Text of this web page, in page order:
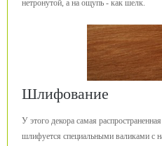
нетронутой, а на ощупь - как шелк.
Шлифование
У этого декора самая
шлифуется специальными валиками с